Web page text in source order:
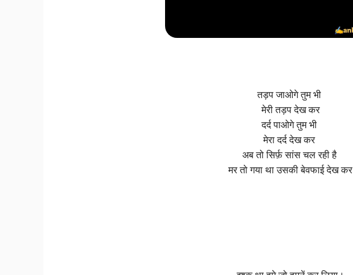
तड़प जाओगे तुम भी
मेरी तड़प देख कर
दर्द पाओगे तुम भी
मेरा दर्द देख कर
अब तो सिर्फ़ सांस चल रही है
मर तो गया था उसकी बेवफाई देख कर